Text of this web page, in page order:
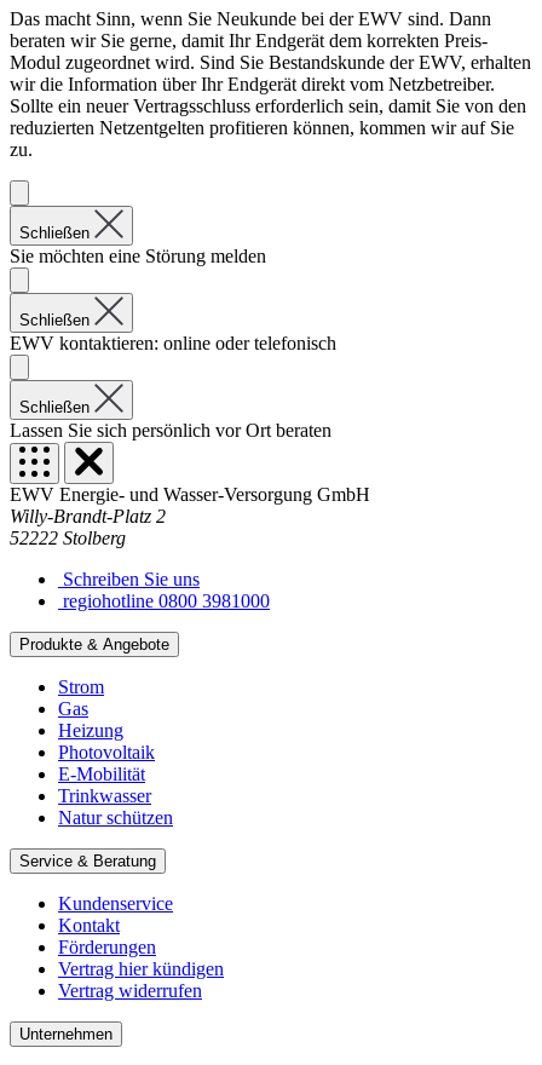
Das macht Sinn, wenn Sie Neukunde bei der EWV sind. Dann
beraten wir Sie gerne, damit Ihr Endgerät dem korrekten Preis-
Modul zugeordnet wird. Sind Sie Bestandskunde der EWV, erhalten
wir die Information über Ihr Endgerät direkt vom Netzbetreiber.
Sollte ein neuer Vertragsschluss erforderlich sein, damit Sie von den
reduzierten Netzentgelten profitieren können, kommen wir auf Sie
zu.
Schließen
Sie möchten eine Störung melden
Schließen
EWV kontaktieren: online oder telefonisch
Schließen
Lassen Sie sich persönlich vor Ort beraten
EWV Energie- und Wasser-Versorgung GmbH
Willy-Brandt-Platz 2
52222 Stolberg
Schreiben Sie uns
regiohotline 0800 3981000
Produkte & Angebote
Strom
Gas
Heizung
Photovoltaik
E-Mobilität
Trinkwasser
Natur schützen
Service & Beratung
Kundenservice
Kontakt
Förderungen
Vertrag hier kündigen
Vertrag widerrufen
Unternehmen